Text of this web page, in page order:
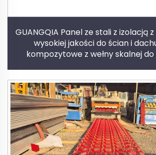
GUANGQIA Panel ze stali z izolacją
wysokiej jakości do ścian i
kompozytowe z wełny skalnej